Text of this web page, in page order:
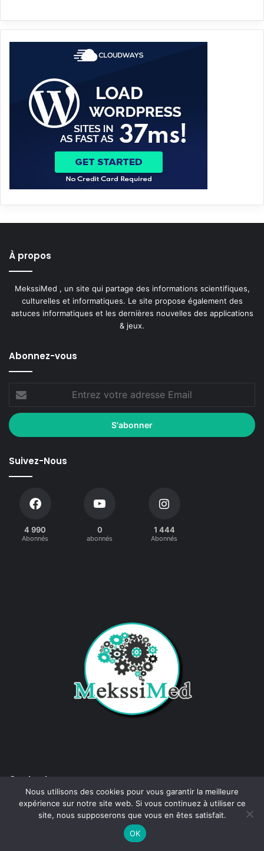
À propos
MekssiMed , un site qui partage des informations scientifiques,
culturelles et informatiques. Le site propose également des
astuces informatiques et les dernières nouvelles des applications
& jeux.
Abonnez-vous
Suivez-Nous
4 990
Abonnés
0
abonnés
1 444
Abonnés
Contactez-nous
Nous utilisons des cookies pour vous garantir la meilleure
expérience sur notre site web. Si vous continuez à utiliser ce
site, nous supposerons que vous en êtes satisfait.
OK